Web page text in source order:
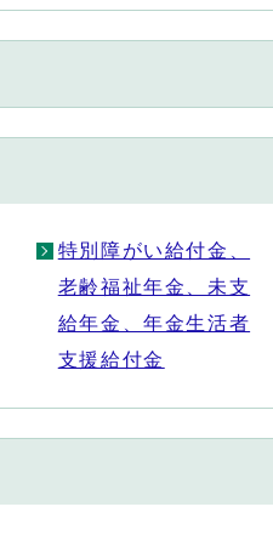
特別障がい給付金、
老齢福祉年金、未支
給年金、年金生活者
支援給付金